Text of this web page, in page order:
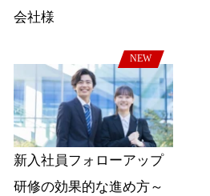
会社様
NEW
新入社員フォローアップ
研修の効果的な進め方～